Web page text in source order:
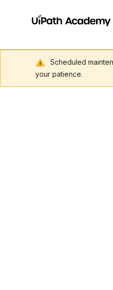
Scheduled
your patience.